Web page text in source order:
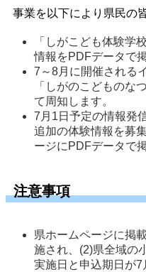
事業を以下により県民の
「しがこども体験学
7～8月に開催される
「しがのこどものな
て周知します。
7月1日予定の情報発
追加の体験情報を募
ージにPDFデータで
注意事項
県ホームページに掲
施され、(2)県全域の
実施日と申込期日が7